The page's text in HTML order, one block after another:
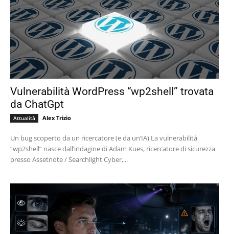
Vulnerabilità WordPress “wp2shell” trovata
da ChatGpt
Attualità Alex Trizio
Un bug scoperto da un ricercatore (e da un’IA) La vulnerabilità
“wp2shell” nasce dall’indagine di Adam Kues, ricercatore di sicurezza
presso Assetnote / Searchlight Cyber,...